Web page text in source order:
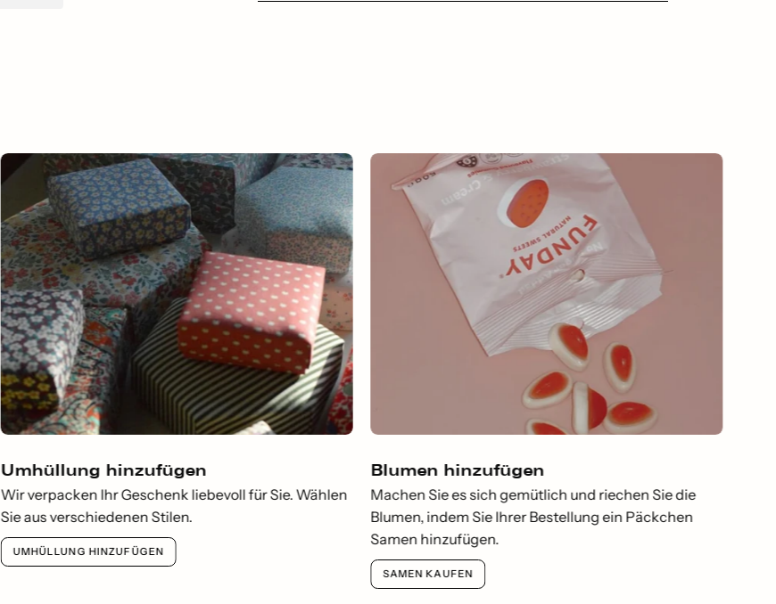
Umhüllung hinzufügen
Wir verpacken Ihr Geschenk liebevoll für Sie. Wählen
Sie aus verschiedenen Stilen.
UMHÜLLUNG HINZUFÜGEN
Blumen hinzufügen
Machen Sie es sich gemütlich und riechen Sie die
Blumen, indem Sie Ihrer Bestellung ein Päckchen
Samen hinzufügen.
SAMEN KAUFEN